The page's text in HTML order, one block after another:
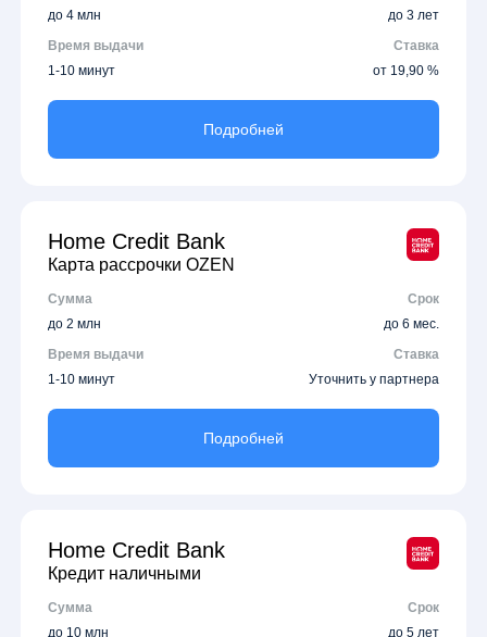
до 4 млн
до 3 лет
Время выдачи
Ставка
1-10 минут
от 19,90 %
Подробней
Home Credit Bank
Карта рассрочки OZEN
Сумма
Срок
до 2 млн
до 6 мес.
Время выдачи
Ставка
1-10 минут
Уточнить у партнера
Подробней
Home Credit Bank
Кредит наличными
Сумма
Срок
до 10 млн
до 5 лет